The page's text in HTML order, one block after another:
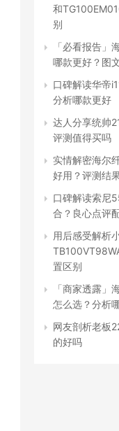
和
别
「必看报告
哪款更好？图
口碑解读华帝
分析哪款更好
达人分享统帅
评测值得买吗
实情解密海尔
好用？评测结
口碑解读索尼
合？良心点评
用后感受解析
置区别
「商家透露」
怎么选？分析
网友剖析老板
的好吗